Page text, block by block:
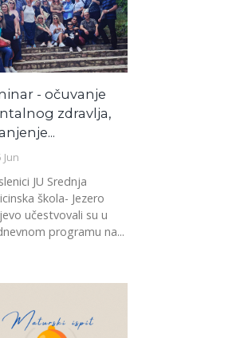
- očuvanje
zdravlja,
Jun
JU Srednja
škola- Jezero
učestvovali su u
programu na...